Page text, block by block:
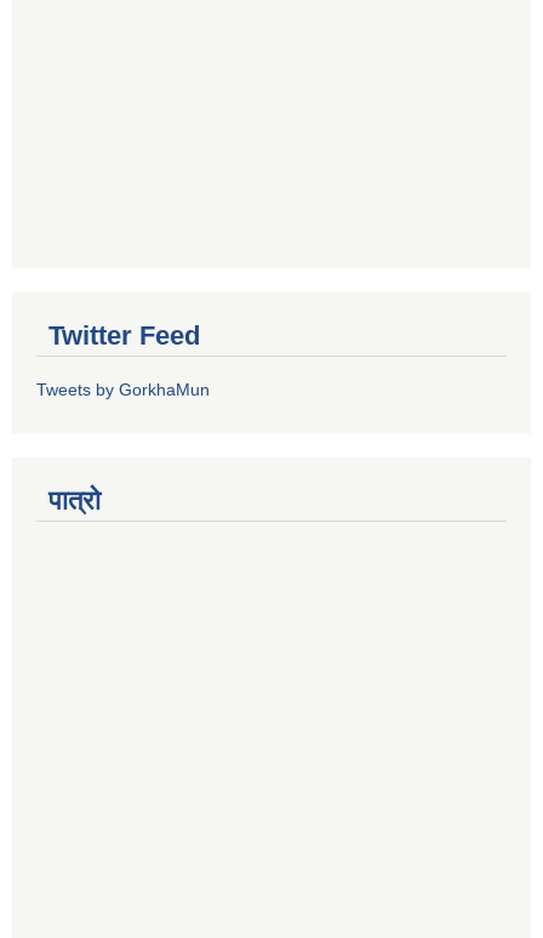
Twitter Feed
Tweets by GorkhaMun
पात्रो